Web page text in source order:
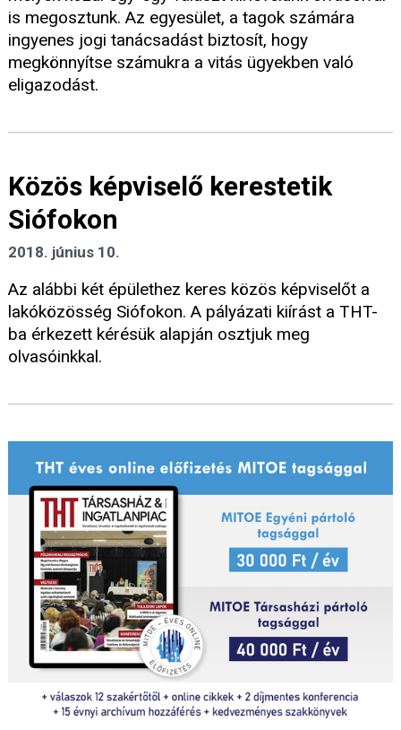
is megosztunk. Az egyesület, a tagok számára
ingyenes jogi tanácsadást biztosít, hogy
megkönnyítse számukra a vitás ügyekben való
eligazodást.
Közös képviselő kerestetik
Siófokon
2018. június 10.
Az alábbi két épülethez keres közös képviselőt a
lakóközösség Siófokon. A pályázati kiírást a THT-
ba érkezett kérésük alapján osztjuk meg
olvasóinkkal.